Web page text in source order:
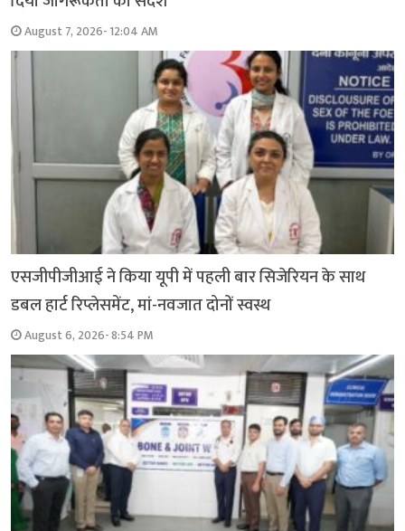
August 7, 2026- 12:04 AM
एसजीपीजीआई ने किया यूपी में पहली बार सिजेरियन के साथ
डबल हार्ट रिप्लेसमेंट, मां-नवजात दोनों स्वस्थ
August 6, 2026- 8:54 PM